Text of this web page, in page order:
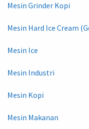
Mesin Grinder Kopi
Mesin Hard Ice Cream
Mesin Ice
Mesin Industri
Mesin Kopi
Mesin Makanan